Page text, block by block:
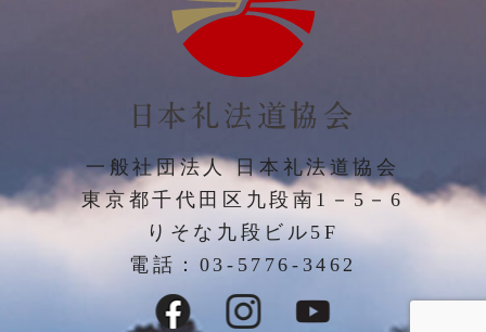
一般社団法人 日本礼法道協会
東京都千代田区九段南1－5－6
りそな九段ビル5F
電話：03-5776-3462